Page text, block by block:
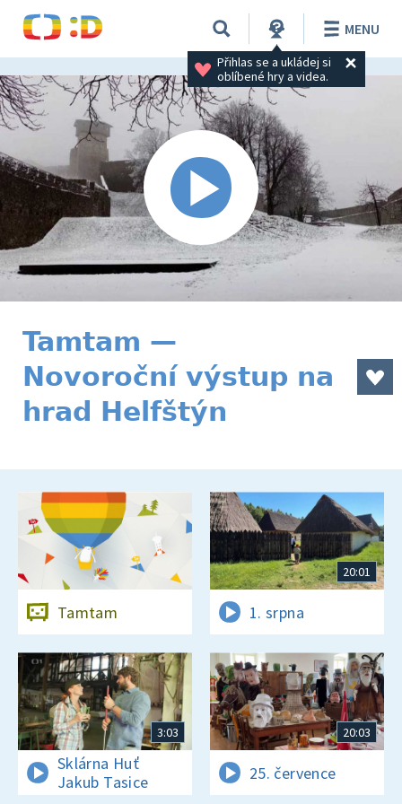
Přihlas se a ukládej si
oblíbené hry a videa.
MENU
Tamtam —
Novoroční výstup na
hrad Helfštýn
Tamtam
20:01
1. srpna
3:03
Sklárna Huť
Jakub Tasice
20:03
25. července